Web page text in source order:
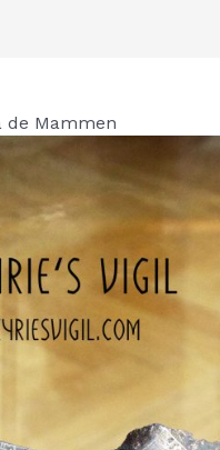
de Mammen